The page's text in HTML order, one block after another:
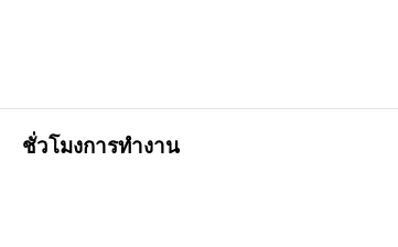
ชั่วโมงการทำงาน